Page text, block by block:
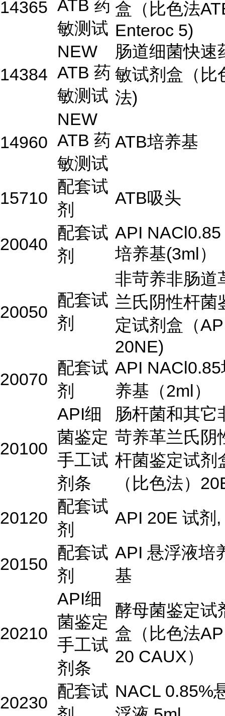
14365 ATB 药
敏测试
盒（比色法
Enteroc 5)
14384
NEW
ATB 药
敏测试
肠道细菌快速
敏试剂盒（比
法)
14960
NEW
ATB 药
敏测试
ATB培养基
15710
配套试
剂
ATB吸头
20040
配套试
剂
API NACl0.85
培养基(3ml）
20050
配套试
剂
非苛养非肠道
兰氏阴性杆菌
定试剂盒（
20NE)
20070
配套试
剂
API NACl0.85
养基（2ml）
20100
API细
菌鉴定
手工试
剂条
肠杆菌和其它
苛养革兰氏阴
杆菌鉴定试剂
（比色法）
20120
配套试
剂
API 20E 试剂,
20150
配套试
剂
API 悬浮液培
基
20210
API细
菌鉴定
手工试
剂条
酵母菌鉴定试
盒（比色法
20 CAUX）
20230
配套试 NACL 0.85%